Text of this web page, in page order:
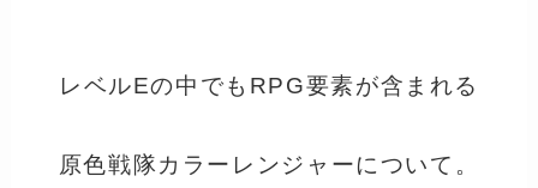
レベルEの中でもRPG要素が含まれる
原色戦隊カラーレンジャーについて。